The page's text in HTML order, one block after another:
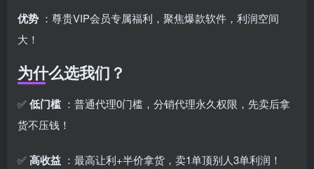
优势 ：尊贵VIP会员专属福利，聚焦爆款软件，利润空间
大！
为什么选我们？
✅低门槛 ：普通代理0门槛，分销代理永久权限，先卖后拿
货不压钱！
✅高收益 ：最高让利+半价拿货，卖1单顶别人3单利润！